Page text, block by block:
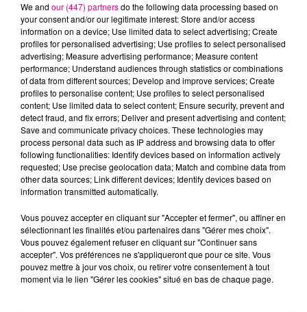
Cancer Lion Vierge
Balance Scorpion Sagittaire
We and our (447) partnersdo the following data processing based on
your consent and/or our legitimate interest: Store and/or access
information on a device; Use limited data to select advertising; Create
profiles for personalised advertising; Use profiles to select personalised
advertising; Measure advertising performance; Measure content
performance; Understand audiences through statistics or combinations
of data from different sources; Develop and improve services; Create
profiles to personalise content; Use profiles to select personalised
content; Use limited data to select content; Ensure security, prevent and
detect fraud, and fix errors; Deliver and present advertising and content;
Save and communicate privacy choices. These technologies may
process personal data such as IP address and browsing data to offer
following functionalities: Identify devices based on information actively
requested; Use precise geolocation data; Match and combine data from
other data sources; Link different devices; Identify devices based on
information transmitted automatically.
Vous pouvez accepter en cliquant sur "Accepter et fermer", ou affiner en
sélectionnant les finalités et/ou partenaires dans "Gérer mes choix".
Vous pouvez également refuser en cliquant sur "Continuer sans
accepter". Vos préférences ne s'appliqueront que pour ce site. Vous
pouvez mettre à jour vos choix, ou retirer votre consentement à tout
moment via le lien "Gérer les cookies" situé en bas de chaque page.